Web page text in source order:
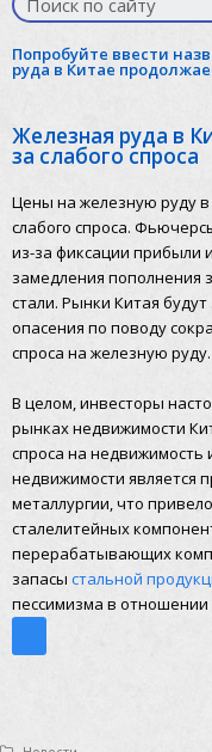
Попробуйте ввести
руда в Китае
Железная руда в
за слабого спроса
Цены на железную руду
слабого спроса.
из-за фиксации прибыли
замедления пополнения
стали. Рынки Китая
опасения по поводу
спроса на железную руду.
В целом, инвесторы
рынках недвижимости
спроса на недвижимость
недвижимости является
металлургии, что
сталелитейных
перерабатывающих
запасы стальной
пессимизма в отношении